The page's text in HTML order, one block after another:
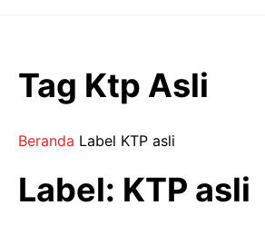
Tag Ktp Asli
Beranda Label KTP asli
Label: KTP asli